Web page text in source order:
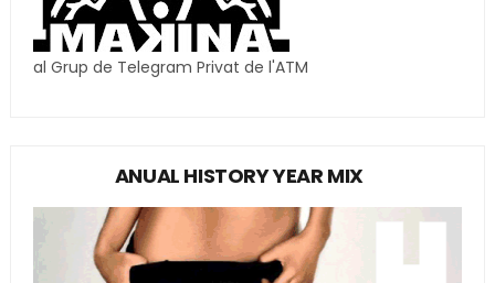
al Grup de Telegram Privat de l'ATM
ANUAL HISTORY YEAR MIX